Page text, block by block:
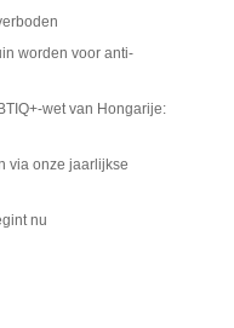
worden voor anti-
wet van Hongarije:
via onze jaarlijkse
nu